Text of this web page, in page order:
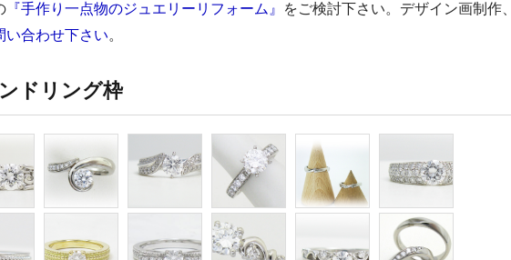
『手作り一点物のジュエリーリフォーム』
をご検討下さい。デザイン画制作、
い合わせ下さい。
ドリング枠